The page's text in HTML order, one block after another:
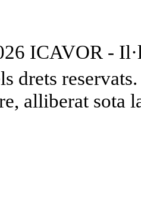
ICAVOR -
drets
alliberat sota